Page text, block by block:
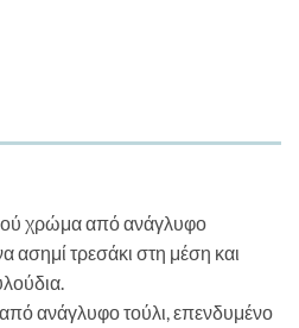
χρώμα από ανάγλυφο
ασημί τρεσάκι στη μέση και
ανάγλυφο τούλι, επενδυμένο